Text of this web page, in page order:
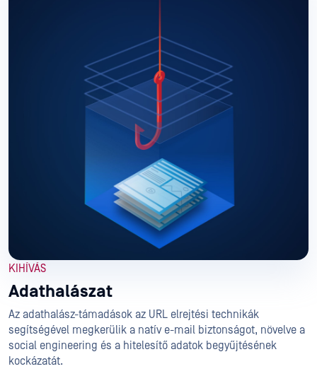
KIHÍVÁS
Adathalászat
Az adathalász-támadások az URL elrejtési technikák
segítségével megkerülik a natív e-mail biztonságot, növelve a
social engineering és a hitelesítő adatok begyűjtésének
kockázatát.